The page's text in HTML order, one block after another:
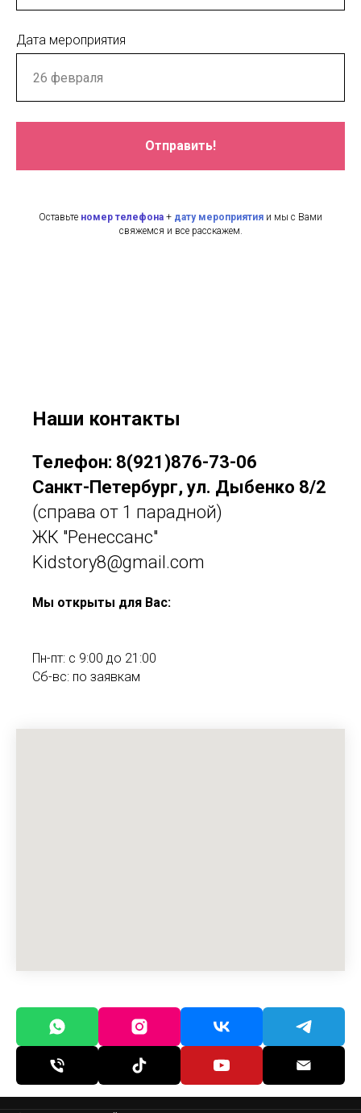
Дата мероприятия
Отправить!
Оставьте номер телефона + дату мероприятия и мы с Вами
свяжемся и все расскажем.
Наши контакты
Телефон: 8(921)876-73-06
Санкт-Петербург, ул. Дыбенко 8/2
(справа от 1 парадной)
ЖК "Ренессанс"
Kidstory8@gmail.com
Мы открыты для Вас:
Пн-пт: с 9:00 до 21:00
Сб-вс: по заявкам